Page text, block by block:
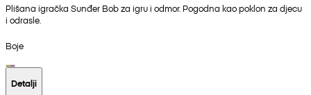
Plišana igračka Sunđer Bob za igru i odmor. Pogodna kao poklon za djecu
i odrasle.
Boje
Detalji